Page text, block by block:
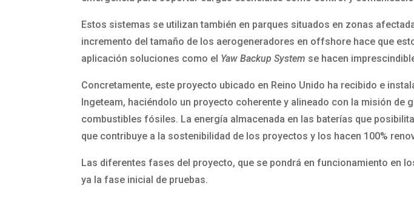
Estos sistemas se utilizan también en parques situados en zonas
incremento del tamaño de los aerogeneradores en offshore hace que
aplicación soluciones como el Yaw Backup System se hacen
Concretamente, este proyecto ubicado en Reino Unido ha recibido e
Ingeteam, haciéndolo un proyecto coherente y alineado con la misión
combustibles fósiles. La energía almacenada en las baterías que
que contribuye a la sostenibilidad de los proyectos y los hacen 100%
Las diferentes fases del proyecto, que se pondrá en funcionamiento en
ya la fase inicial de pruebas.